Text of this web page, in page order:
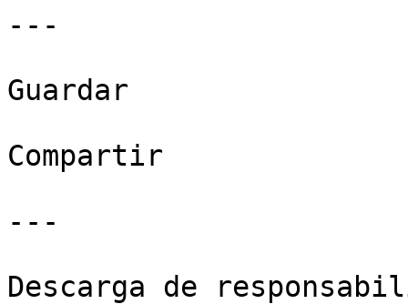
---
Guardar
Compartir
---
Descarga de